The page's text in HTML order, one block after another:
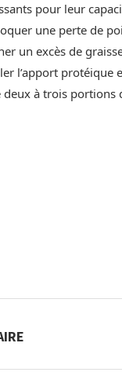
pour leur
une perte de
un excès de
l’apport protéique
à trois portions